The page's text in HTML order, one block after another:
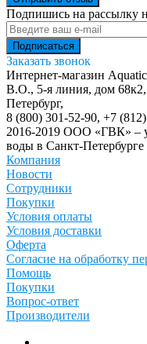
Подпишись на рассылку
Заказать звонок
Интернет-магазин
В.О., 5-я линия, дом 68к2,
Петербург,
8 (800) 301-52-90, +7
2016-2019 ООО «ГВК» –
воды в Санкт-Петербурге
Компания
Новости
Сотрудники
Покупки
Условия оплаты
Условия доставки
Оферта
Согласие на обработку
Помощь
Покупки
Вопрос-ответ
Производители